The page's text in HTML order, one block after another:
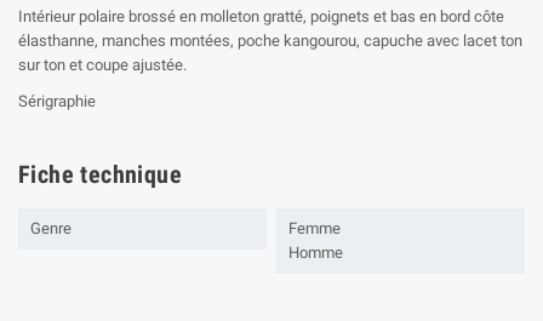
Intérieur polaire brossé en molleton gratté, poignets et bas en bord côte
élasthanne, manches montées, poche kangourou, capuche avec lacet ton
sur ton et coupe ajustée.
Sérigraphie
Fiche technique
Genre
Femme
Homme